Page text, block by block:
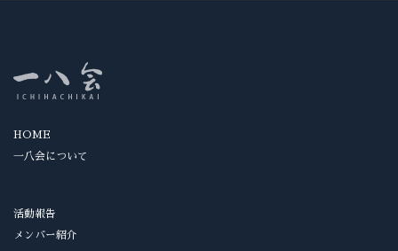
HOME
一八会について
活動報告
メンバー紹介